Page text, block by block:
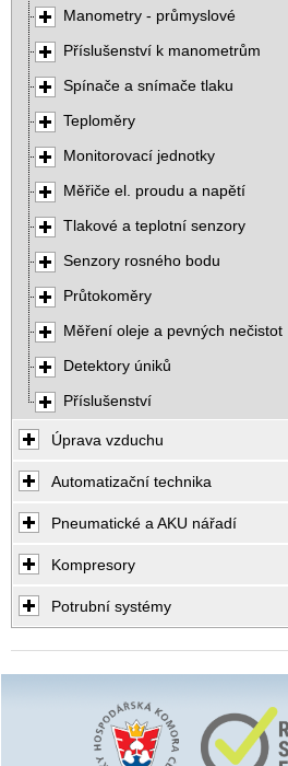
Manometry - průmyslové
Příslušenství k manometrům
Spínače a snímače tlaku
Teploměry
Monitorovací jednotky
Měřiče el. proudu a napětí
Tlakové a teplotní senzory
Senzory rosného bodu
Průtokoměry
Měření oleje a pevných nečistot
Detektory úniků
Příslušenství
Úprava vzduchu
Automatizační technika
Pneumatické a AKU nářadí
Kompresory
Potrubní systémy